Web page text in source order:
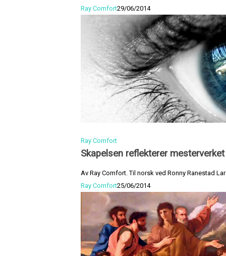
Ray Comfort29/06/2014
Ray Comfort
Skapelsen reflekterer
Av Ray Comfort. Til norsk ved Ronny Ranestad
Ray Comfort25/06/2014